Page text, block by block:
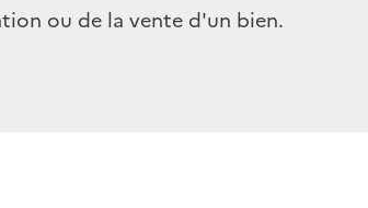
ou de la vente d'un bien.